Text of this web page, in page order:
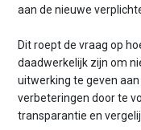
aan de nieuwe
Dit roept de vraag op
daadwerkelijk zijn om
uitwerking te geven
verbeteringen door te
transparantie en